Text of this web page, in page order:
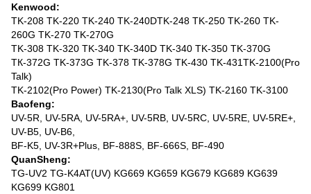
Kenwood:
TK-208 TK-220 TK-240 TK-240DTK-248 TK-250 TK-260 TK-
260G TK-270 TK-270G
TK-308 TK-320 TK-340 TK-340D TK-340 TK-350 TK-370G
TК-372G TK-373G TK-378 TK-378G TK-430 TK-431TK-2100(Pro
Talk)
TK-2102(Pro Power) TK-2130(Pro Talk XLS) TK-2160 TK-3100
Baofeng:
UV-5R, UV-5RA, UV-5RA+, UV-5RB, UV-5RC, UV-5RE, UV-5RE+,
UV-B5, UV-B6,
BF-K5, UV-3R+Plus, BF-888S, BF-666S, BF-490
QuanSheng:
TG-UV2 TG-K4AT(UV) KG669 KG659 KG679 KG689 KG639
KG699 KG801